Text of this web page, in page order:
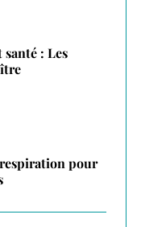
: Les
pour